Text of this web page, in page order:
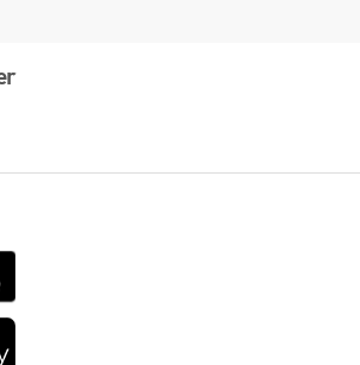
Google